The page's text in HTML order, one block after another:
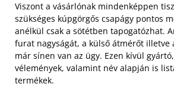
Viszont a vásárlónak mindenképpen
szükséges kúpgörgős csapágy pontos
anélkül csak a sötétben tapogatózhat.
furat nagyságát, a külső átmérőt illetve
már sínen van az ügy. Ezen kívül
vélemények, valamint név alapján is
termékek.